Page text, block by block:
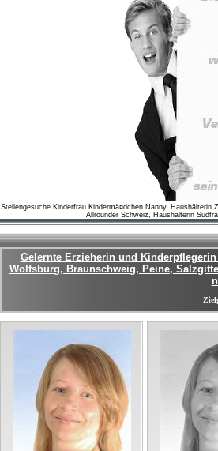
Stellengesuche Kinderfrau Kindermä¤dchen Nanny,
Allrounder Schweiz, Haushälterin
Gelernte Erzieherin und
Wolfsburg, Braunschweig, Peine,